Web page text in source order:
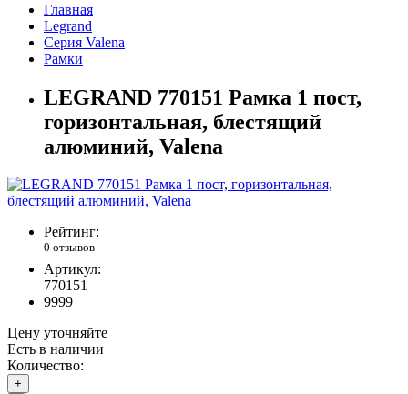
Главная
Legrand
Серия Valena
Рамки
LEGRAND 770151 Рамка 1 пост,
горизонтальная, блестящий
алюминий, Valena
Рейтинг:
0 отзывов
Артикул:
770151
9999
Цену уточняйте
Есть в наличии
Количество:
+